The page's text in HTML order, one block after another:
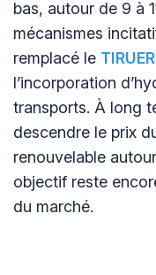
bas, autour de 9 à
mécanismes
remplacé le
l’incorporation
transports. À long
descendre le prix
renouvelable
objectif reste
du marché.